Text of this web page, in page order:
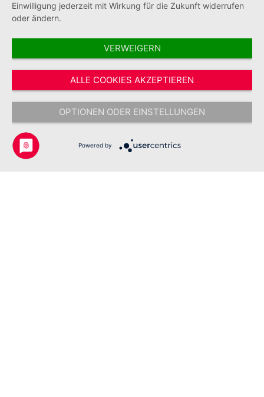
Vertrag widerrufen
* Alle Preise inkl. gesetzl. Mehrwertsteuer zzgl.Versandkostenund ggf.
Nachnahmegebühren, wenn nicht anders angegeben.
Copyright © 2026 Johanniter-Unfall-Hilfe e.V. - Alle Rechte
vorbehalten.
Einwilligung jederzeit mit Wirkung für die Zukunft widerrufen
oder ändern.
VERWEIGERN
ALLE COOKIES AKZEPTIEREN
OPTIONEN ODER EINSTELLUNGEN
Powered by